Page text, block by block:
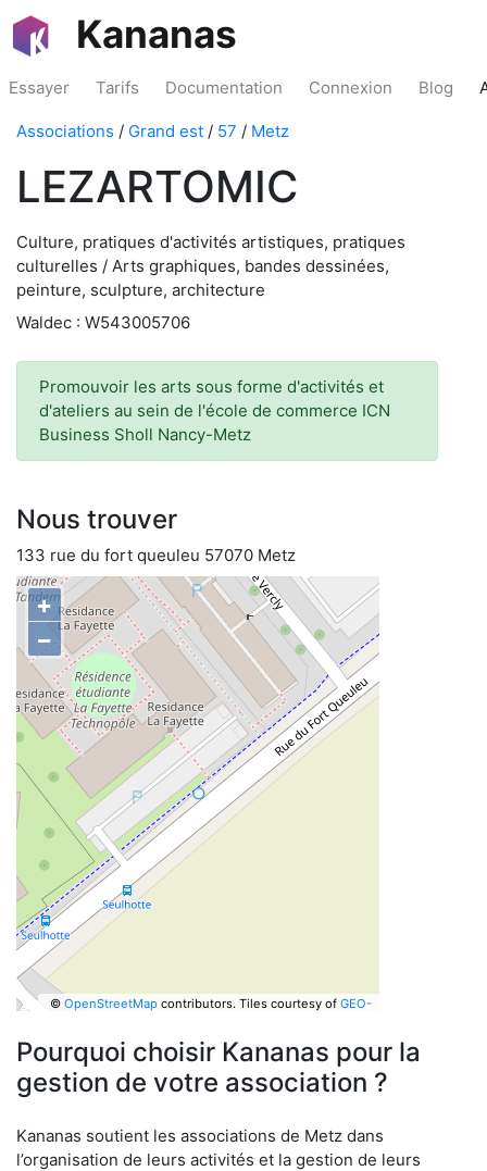
Kananas
Essayer Tarifs Documentation Connexion Blog
Associations / Grand est / 57 / Metz
LEZARTOMIC
Culture, pratiques d'activités artistiques, pratiques
culturelles / Arts graphiques, bandes dessinées,
peinture, sculpture, architecture
Waldec : W543005706
Promouvoir les arts sous forme d'activités et
d'ateliers au sein de l'école de commerce ICN
Business Sholl Nancy-Metz
Nous trouver
133 rue du fort queuleu 57070 Metz
+
−
© OpenStreetMapcontributors. Tiles courtesy of GEO-
Pourquoi choisir Kananas pour la
gestion de votre association ?
Kananas soutient les associations de Metz dans
l’organisation de leurs activités et la gestion de leurs